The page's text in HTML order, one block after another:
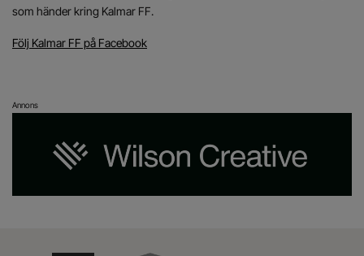
som händer kring Kalmar FF.
Följ Kalmar FF på Facebook
Annons